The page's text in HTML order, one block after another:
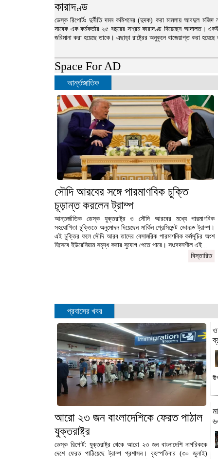
কারাদণ্ড
ডেস্ক রিপোর্টঃ দুর্নীতি দমন কমিশনের (দুদক) করা মামলায় আবদুল মজিদ
সাবেক এক কর্মকর্তার ২৫ বছরের সশ্রম কারাদণ্ড দিয়েছেন আদালত।
জরিমানা করা হয়েছে তাকে। এছাড়া রাষ্ট্রের অনুকূলে বাজেয়াপ্ত করা হয়েছে
Space For AD
আর্ন্তজাতিক
সৌদি আরবের সঙ্গে পারমাণবিক চুক্তি
চূড়ান্ত করলেন ট্রাম্প
আন্তর্জাতিক ডেস্ক যুক্তরাষ্ট্র ও সৌদি আরবের মধ্যে পারমাণবিক
সহযোগিতা চুক্তিতে অনুমোদন দিয়েছেন মার্কিন প্রেসিডেন্ট ডোনাল্ড ট্রাম্প।
এই চুক্তির ফলে সৌদি আরব তাদের বেসামরিক পারমাণবিক কর্মসূচির অংশ
হিসেবে ইউরেনিয়াম সমৃদ্ধ করার সুযোগ পেতে পারে। সংবেদনশীল এই...
বিস্তারিত
প্রবাসের খবর
আরো ২৩ জন বাংলাদেশিকে ফেরত পাঠাল
যুক্তরাষ্ট্র
ডেস্ক রিপোর্ট: যুক্তরাষ্ট্র থেকে আরো ২৩ জন বাংলাদেশি নাগরিককে
দেশে ফেরত পাঠিয়েছে ট্রাম্প প্রশাসন। বৃহস্পতিবার (৩০ জুলাই)